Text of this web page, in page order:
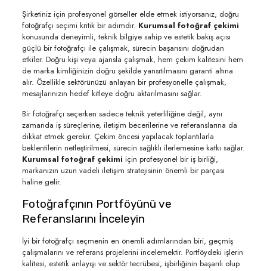
Şirketiniz için profesyonel görseller elde etmek istiyorsanız, doğru
fotoğrafçı seçimi kritik bir adımdır. Kurumsal fotoğraf çekimi
konusunda deneyimli, teknik bilgiye sahip ve estetik bakış açısı
güçlü bir fotoğrafçı ile çalışmak, sürecin başarısını doğrudan
etkiler. Doğru kişi veya ajansla çalışmak, hem çekim kalitesini hem
de marka kimliğinizin doğru şekilde yansıtılmasını garanti altına
alır. Özellikle sektörünüzü anlayan bir profesyonelle çalışmak,
mesajlarınızın hedef kitleye doğru aktarılmasını sağlar.
Bir fotoğrafçı seçerken sadece teknik yeterliliğine değil, aynı
zamanda iş süreçlerine, iletişim becerilerine ve referanslarına da
dikkat etmek gerekir. Çekim öncesi yapılacak toplantılarla
beklentilerin netleştirilmesi, sürecin sağlıklı ilerlemesine katkı sağlar.
Kurumsal fotoğraf çekimi için profesyonel bir iş birliği,
markanızın uzun vadeli iletişim stratejisinin önemli bir parçası
haline gelir.
Fotoğrafçının Portföyünü ve
Referanslarını İnceleyin
İyi bir fotoğrafçı seçmenin en önemli adımlarından biri, geçmiş
çalışmalarını ve referans projelerini incelemektir. Portföydeki işlerin
kalitesi, estetik anlayışı ve sektör tecrübesi, işbirliğinin başarılı olup